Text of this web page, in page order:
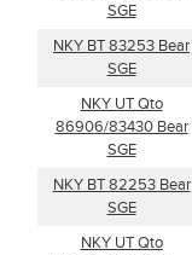
SGE
NKY BT 83253 Bear
SGE
NKY UT Qto
86906/83430 Bear
SGE
NKY BT 82253 Bear
SGE
NKY UT Qto